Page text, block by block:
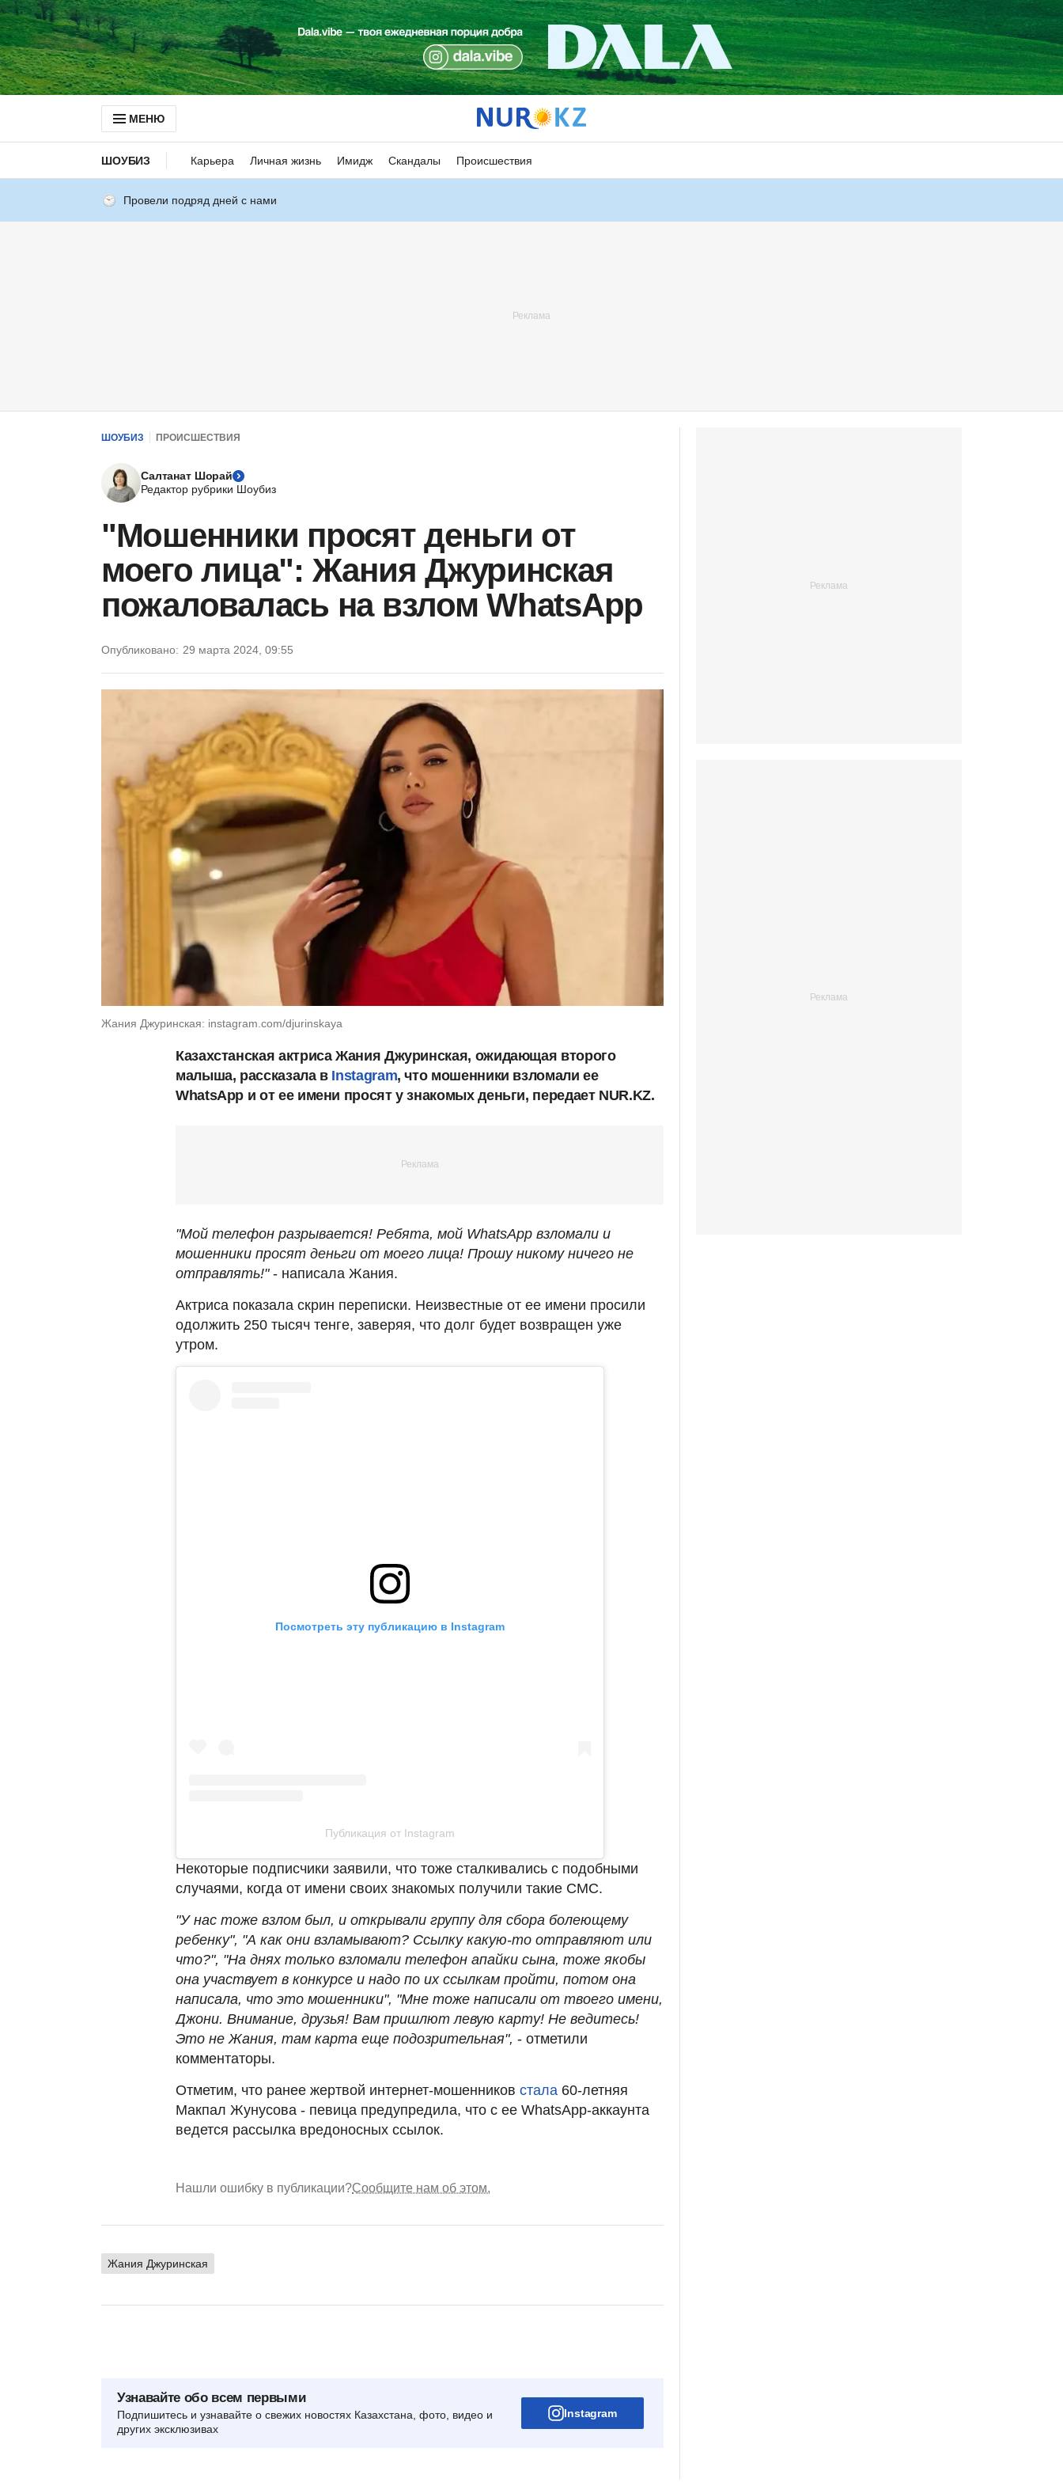
МЕНЮ
ШОУБИЗ Карьера Личная жизнь Имидж Скандалы Происшествия
Провели подряд дней с нами
ШОУБИЗ ПРОИСШЕСТВИЯ
Салтанат Шорай
Редактор рубрики Шоубиз
"Мошенники просят деньги от
моего лица": Жания Джуринская
пожаловалась на взлом WhatsApp
Опубликовано: 29 марта 2024, 09:55
Жания Джуринская: instagram.com/djurinskaya
Казахстанская актриса Жания Джуринская, ожидающая второго
малыша, рассказала в Instagram, что мошенники взломали ее
WhatsApp и от ее имени просят у знакомых деньги, передает NUR.KZ.
"Мой телефон разрывается! Ребята, мой WhatsApp взломали и
мошенники просят деньги от моего лица! Прошу никому ничего не
отправлять!"- написала Жания.
Актриса показала скрин переписки. Неизвестные от ее имени просили
одолжить 250 тысяч тенге, заверяя, что долг будет возвращен уже
утром.
Посмотреть эту публикацию в Instagram
Публикация от Instagram
Некоторые подписчики заявили, что тоже сталкивались с подобными
случаями, когда от имени своих знакомых получили такие СМС.
"У нас тоже взлом был, и открывали группу для сбора болеющему
ребенку", "А как они взламывают? Ссылку какую-то отправляют или
что?", "На днях только взломали телефон апайки сына, тоже якобы
она участвует в конкурсе и надо по их ссылкам пройти, потом она
написала, что это мошенники", "Мне тоже написали от твоего имени,
Джони. Внимание, друзья! Вам пришлют левую карту! Не ведитесь!
Это не Жания, там карта еще подозрительная", - отметили
комментаторы.
Отметим, что ранее жертвой интернет-мошенников стала 60-летняя
Макпал Жунусова - певица предупредила, что с ее WhatsApp-аккаунта
ведется рассылка вредоносных ссылок.
Нашли ошибку в публикации?Сообщите нам об этом.
Жания Джуринская
Узнавайте обо всем первыми
Подпишитесь и узнавайте о свежих новостях Казахстана, фото, видео и
других эксклюзивах
Instagram